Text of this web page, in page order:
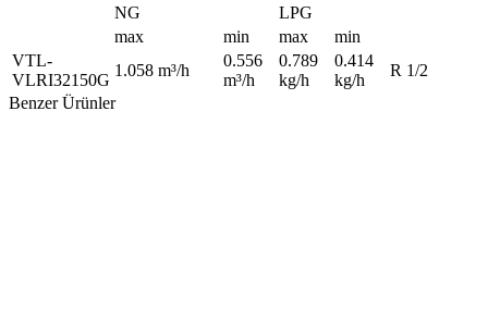
NG
LPG
max
min max
min
VTL-
VLRI32150G
1.058 m³/h
0.556
m³/h
0.789
kg/h
0.414
kg/h
R 1/2
Benzer Ürünler